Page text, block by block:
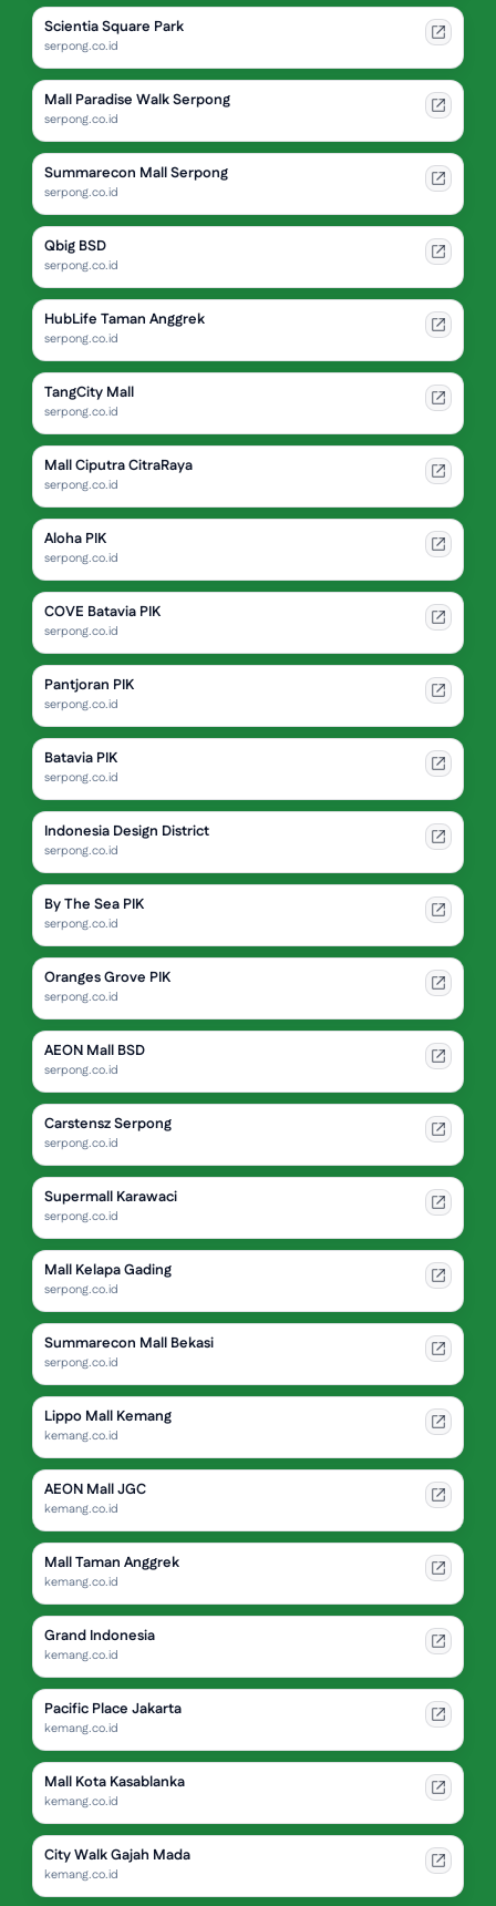
Scientia Square Park
serpong.co.id
Mall Paradise Walk Serpong
serpong.co.id
Summarecon Mall Serpong
serpong.co.id
Qbig BSD
serpong.co.id
HubLife Taman Anggrek
serpong.co.id
TangCity Mall
serpong.co.id
Mall Ciputra CitraRaya
serpong.co.id
Aloha PIK
serpong.co.id
COVE Batavia PIK
serpong.co.id
Pantjoran PIK
serpong.co.id
Batavia PIK
serpong.co.id
Indonesia Design District
serpong.co.id
By The Sea PIK
serpong.co.id
Oranges Grove PIK
serpong.co.id
AEON Mall BSD
serpong.co.id
Carstensz Serpong
serpong.co.id
Supermall Karawaci
serpong.co.id
Mall Kelapa Gading
serpong.co.id
Summarecon Mall Bekasi
serpong.co.id
Lippo Mall Kemang
kemang.co.id
AEON Mall JGC
kemang.co.id
Mall Taman Anggrek
kemang.co.id
Grand Indonesia
kemang.co.id
Pacific Place Jakarta
kemang.co.id
Mall Kota Kasablanka
kemang.co.id
City Walk Gajah Mada
kemang.co.id